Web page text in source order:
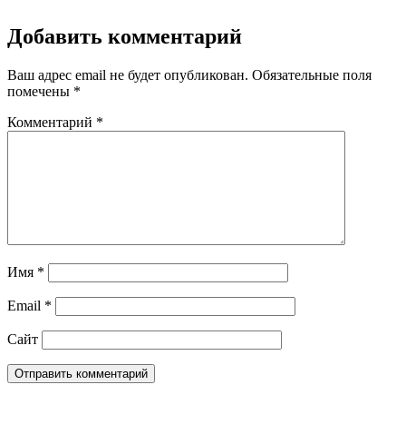
Добавить комментарий
Ваш адрес email не будет опубликован. Обязательные поля
помечены *
Комментарий *
Имя *
Email *
Сайт